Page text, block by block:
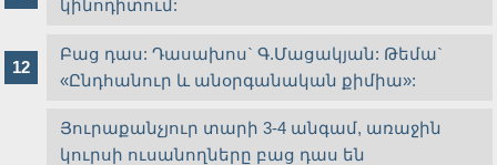
կինոդիտում:
Բաց դաս: Դասախոս` Գ.Մացակյան: Թեմա`
«Ընդհանուր և անօրգանական քիմիա»:
Յուրաքանչյուր տարի 3-4 անգամ, առաջին
կուրսի ուսանողները բաց դաս են